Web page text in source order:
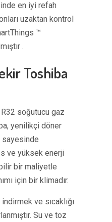
en iyi refah
uzaktan kontrol
™
.
Toshiba
soğutucu gaz
yenilikçi döner
ve yüksek enerji
bir maliyetle
için bir klimadır.
ve sıcaklığı
Su ve toz